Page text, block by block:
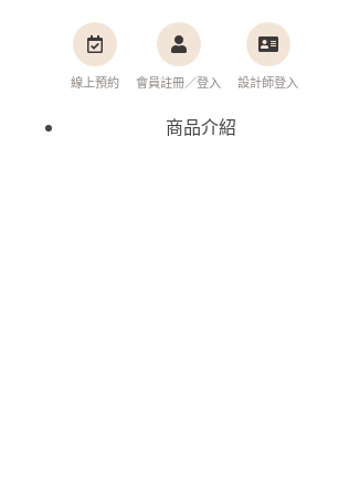
線上預約 會員註冊／登入 設計師登入
商品介紹